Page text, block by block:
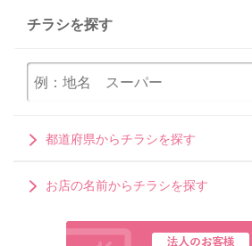
チラシを探す
都道府県からチラシを探す
お店の名前からチラシを探す